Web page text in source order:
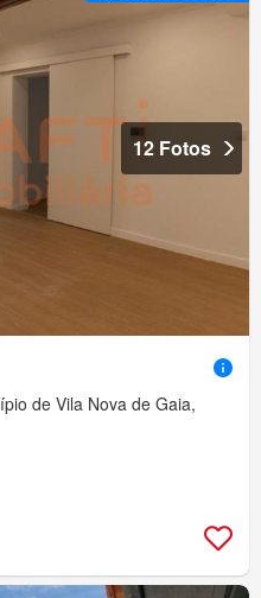
12 Fotos
de Vila Nova de Gaia,